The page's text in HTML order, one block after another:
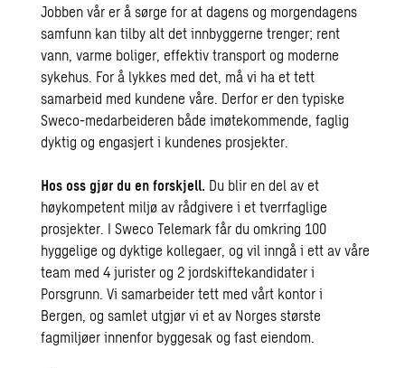
Jobben vår er å sørge for at dagens og morgendagens
samfunn kan tilby alt det innbyggerne trenger; rent
vann, varme boliger, effektiv transport og moderne
sykehus. For å lykkes med det, må vi ha et tett
samarbeid med kundene våre. Derfor er den typiske
Sweco-medarbeideren både imøtekommende, faglig
dyktig og engasjert i kundenes prosjekter.
Hos oss gjør du en forskjell. Du blir en del av et
høykompetent miljø av rådgivere i et tverrfaglige
prosjekter. I Sweco Telemark får du omkring 100
hyggelige og dyktige kollegaer, og vil inngå i ett av våre
team med 4 jurister og 2 jordskiftekandidater i
Porsgrunn. Vi samarbeider tett med vårt kontor i
Bergen, og samlet utgjør vi et av Norges største
fagmiljøer innenfor byggesak og fast eiendom.